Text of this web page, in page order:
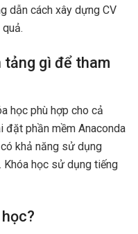
dẫn cách xây dựng CV
tảng gì để tham
học phù hợp cho cả
đặt phần mềm Anaconda
khả năng sử dụng
học sử dụng tiếng